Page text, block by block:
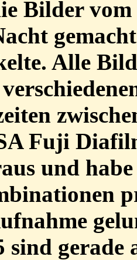
Bilder
Alle
Fuji
und
sind gerade